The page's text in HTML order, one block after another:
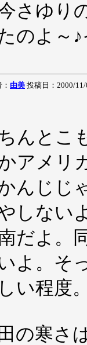
さゆり
のよ～
由美 投稿日：2000/
んとこ
アメリ
んじじ
しない
だよ。
よ。そ
い程度
の寒さ